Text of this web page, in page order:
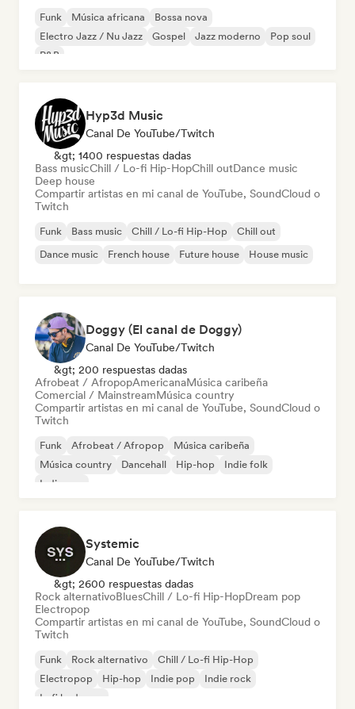
Funk Música africana
Bossa nova
Electro Jazz / Nu Jazz
Gospel Jazz moderno
Pop soul
R&B
Hyp3d Music
Canal De YouTube/Twitch
&gt; 1400 respuestas dadas
Bass musicChill / Lo-fi Hip-HopChill outDance music
Deep house
Compartir artistas en mi canal de YouTube, SoundCloud o
Twitch
Funk Bass music Chill / Lo-fi Hip-Hop
Chill out
Dance music
French house Future house House music
Doggy (El canal de Doggy)
Canal De YouTube/Twitch
&gt; 200 respuestas dadas
Afrobeat / AfropopAmericanaMúsica caribeña
Comercial / MainstreamMúsica country
Compartir artistas en mi canal de YouTube, SoundCloud o
Twitch
Funk Afrobeat / Afropop
Música caribeña
Música country
Dancehall Hip-hop
Indie folk
Indie pop
Systemic
Canal De YouTube/Twitch
&gt; 2600 respuestas dadas
Rock alternativoBluesChill / Lo-fi Hip-HopDream pop
Electropop
Compartir artistas en mi canal de YouTube, SoundCloud o
Twitch
Funk Rock alternativo
Chill / Lo-fi Hip-Hop
Electropop
Hip-hop Indie pop
Indie rock
Lofi bedroom